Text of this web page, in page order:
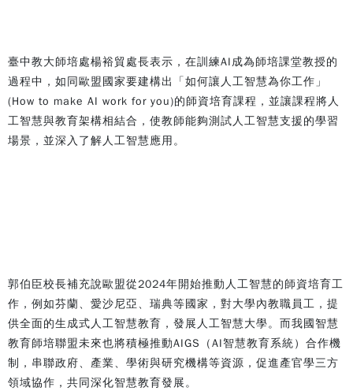
臺中教大師培處楊裕貿處長表示，在訓練AI成為師培課堂教授的
過程中，如同歐盟國家要建構出「如何讓人工智慧為你工作」
(How to make AI work for you)的師資培育課程，並讓課程將人
工智慧與教育架構相結合，使教師能夠測試人工智慧支援的學習
場景，並深入了解人工智慧應用。
郭伯臣校長補充說歐盟從2024年開始推動人工智慧的師資培育工
作，例如芬蘭、愛沙尼亞、瑞典等國家，對大學內教職員工，提
供全面的生成式人工智慧教育，發展人工智慧大學。而我國智慧
教育師培聯盟未來也將積極推動AIGS（AI智慧教育系統）合作機
制，串聯政府、產業、學術與研究機構等資源，促進產官學三方
領域協作，共同深化智慧教育發展。